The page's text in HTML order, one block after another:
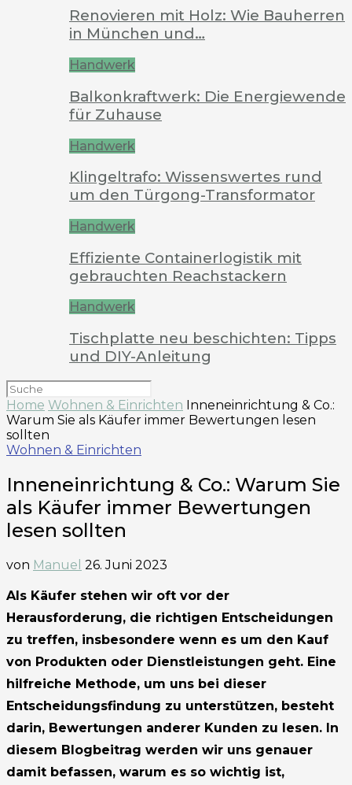
Renovieren mit Holz: Wie Bauherren
in München und…
Handwerk
Balkonkraftwerk: Die Energiewende
für Zuhause
Handwerk
Klingeltrafo: Wissenswertes rund
um den Türgong-Transformator
Handwerk
Effiziente Containerlogistik mit
gebrauchten Reachstackern
Handwerk
Tischplatte neu beschichten: Tipps
und DIY-Anleitung
Home Wohnen & Einrichten Inneneinrichtung & Co.:
Warum Sie als Käufer immer Bewertungen lesen
sollten
Wohnen & Einrichten
Inneneinrichtung & Co.: Warum Sie
als Käufer immer Bewertungen
lesen sollten
von Manuel 26. Juni 2023
Als Käufer stehen wir oft vor der
Herausforderung, die richtigen Entscheidungen
zu treffen, insbesondere wenn es um den Kauf
von Produkten oder Dienstleistungen geht. Eine
hilfreiche Methode, um uns bei dieser
Entscheidungsfindung zu unterstützen, besteht
darin, Bewertungen anderer Kunden zu lesen. In
diesem Blogbeitrag werden wir uns genauer
damit befassen, warum es so wichtig ist,